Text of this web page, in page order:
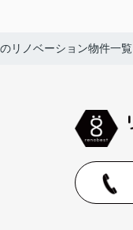
リノベーション物件一覧